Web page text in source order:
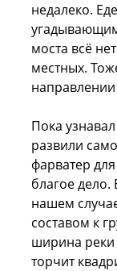
недалеко.
моста всё
местных.
Пока
развили
фарватер
благое
нашем
составом к
ширина реки
торчит